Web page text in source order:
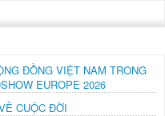
ĐỒNG VIỆT NAM TRONG
EUROPE 2026
CUỘC ĐỜI